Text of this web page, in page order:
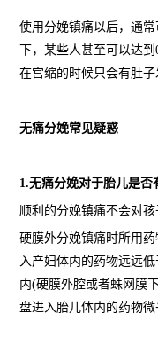
使用分娩镇痛以后，通
下，某些人甚至可以达
在宫缩的时候只会有肚
无痛分娩常见疑惑
1.无痛分娩对于胎儿是否
顺利的分娩镇痛不会对孩
硬膜外分娩镇痛时所用
入产妇体内的药物远远
内(硬膜外腔或者蛛网膜
盘进入胎儿体内的药物微